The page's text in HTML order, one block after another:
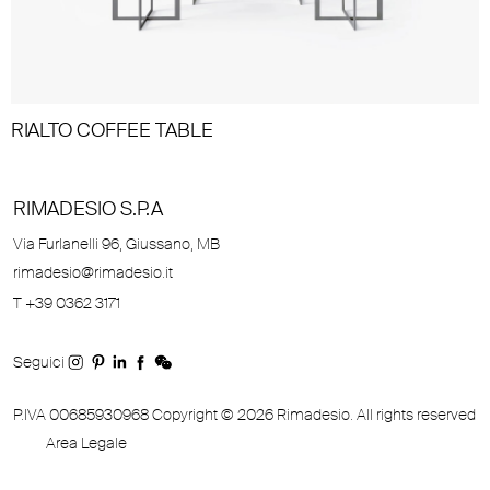
RIALTO COFFEE TABLE
RIMADESIO S.P.A
Via Furlanelli 96, Giussano, MB
rimadesio@rimadesio.it
T +39 0362 3171
Seguici
P.IVA 00685930968 Copyright © 2026 Rimadesio. All rights reserved
Area Legale